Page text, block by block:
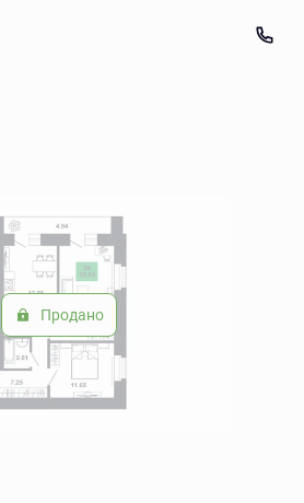
Цена по запросу
Продано